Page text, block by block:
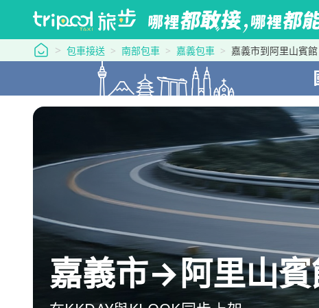
tripool 旅步
包車接送 南部包車 嘉義包車 嘉義市到阿里山賓館
嘉義市→阿里山